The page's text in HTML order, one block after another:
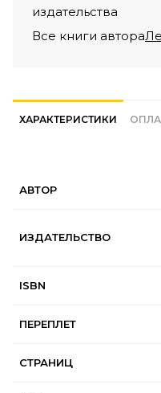
издательства
Все книги автора
ХАРАКТЕРИСТИКИ
АВТОР
ИЗДАТЕЛЬСТВО
ISBN
ПЕРЕПЛЕТ
СТРАНИЦ